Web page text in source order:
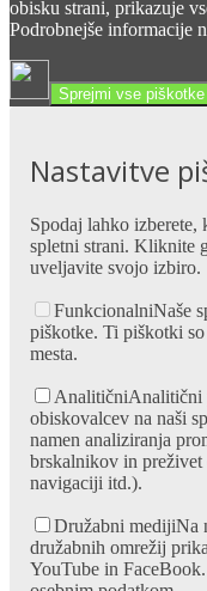
obisku strani, prikazuje
Podrobnejše informacije
Sprejmi vse piškotke
Nastavitve
Spodaj lahko izberete,
spletni strani. Kliknite
uveljavite svojo izbiro.
FunkcionalniNaše
piškotke. Ti piškotki so
mesta.
AnalitičniAnalitični
obiskovalcev na naši
namen analiziranja
brskalnikov in preživet
navigaciji itd.).
Družabni medijiNa
družabnih omrežij
YouTube in